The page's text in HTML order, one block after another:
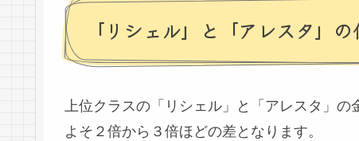
「リシェル」と「アレスタ」
上位クラスの「リシェル」と「アレスタ」
よそ２倍から３倍ほどの差となります。